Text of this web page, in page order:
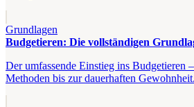
Grundlagen
Budgetieren: Die vollständigen
Der umfassende Einstieg ins Budgetieren
Methoden bis zur dauerhaften Gewohnheit.